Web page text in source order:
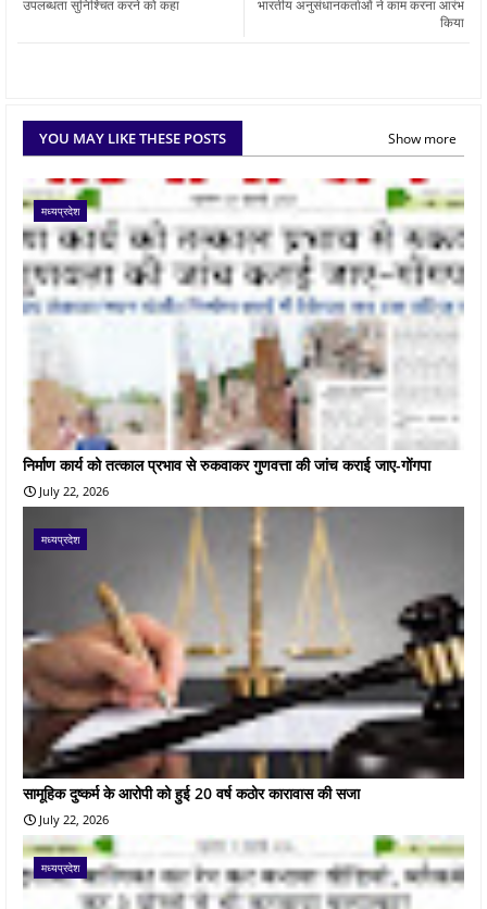
भारतीय अनुसंधानकर्ताओं ने काम करना आरंभ
किया
उपलब्धता सुनिश्चित करने को कहा
YOU MAY LIKE THESE POSTS Show more
मध्यप्रदेश
निर्माण कार्य को तत्काल प्रभाव से रुकवाकर गुणवत्ता की जांच कराई जाए-गोंगपा
July 22, 2026
मध्यप्रदेश
सामूहिक दुष्कर्म के आरोपी को हुई 20 वर्ष कठोर कारावास की सजा
July 22, 2026
मध्यप्रदेश